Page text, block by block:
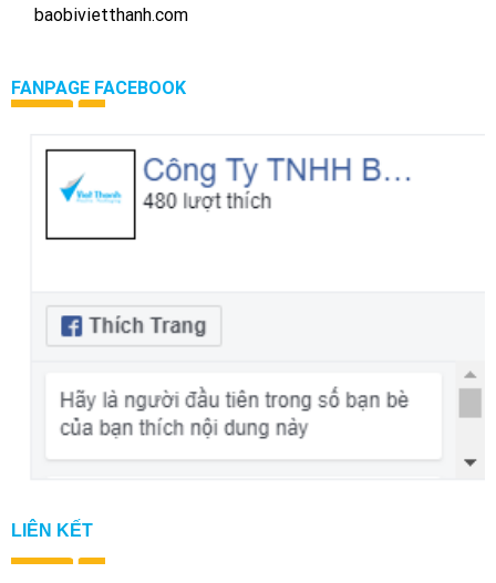
baobivietthanh.com
FANPAGE FACEBOOK
LIÊN KẾT